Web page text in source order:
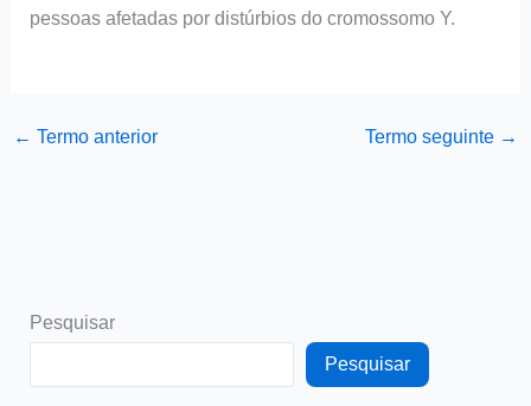
pessoas afetadas por distúrbios do cromossomo Y.
← Termo anterior Termo seguinte →
Pesquisar
Pesquisar